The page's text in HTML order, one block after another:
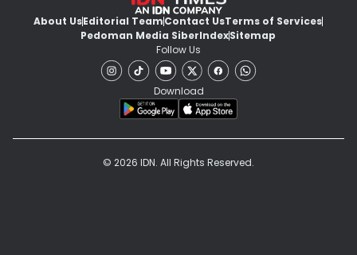
About UsEditorial TeamContact UsTerms of Services
Pedoman Media SiberIndexSitemap
Follow Us
Download
© 2026 IDN. All Rights Reserved.